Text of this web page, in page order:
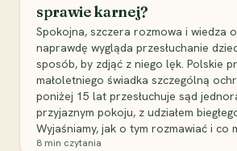
sprawie karnej?
Spokojna, szczera rozmowa i wiedza
naprawdę wygląda przesłuchanie
sposób, by zdjąć z niego lęk. Polskie
małoletniego świadka szczególną
poniżej 15 lat przesłuchuje sąd
przyjaznym pokoju, z udziałem
Wyjaśniamy, jak o tym rozmawiać i co
8 min czytania